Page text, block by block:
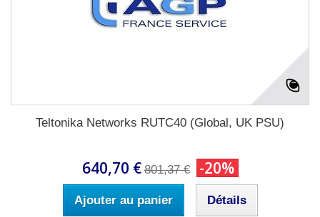
Teltonika Networks RUTC40 (Global, UK PSU)
640,70 € 801,37 € -20%
Ajouter au panier Détails